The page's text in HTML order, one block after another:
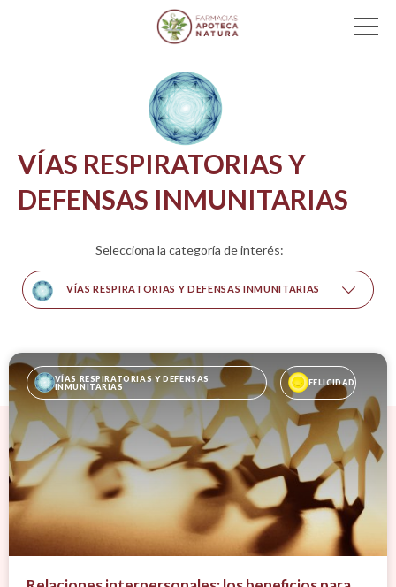
Main Navigation
VÍAS RESPIRATORIAS Y
DEFENSAS INMUNITARIAS
Selecciona la categoría de interés:
VÍAS RESPIRATORIAS Y DEFENSAS INMUNITARIAS
VÍAS RESPIRATORIAS Y DEFENSAS
INMUNITARIAS
FELICIDAD